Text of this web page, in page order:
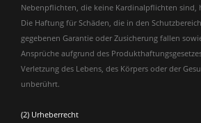
Nebenpflichten, die keine Kardinalpflichten sind,
Die Haftung für Schäden, die in den
gegebenen Garantie oder Zusicherung fallen
Ansprüche aufgrund des
Verletzung des Lebens, des Körpers oder der
unberührt.
(2) Urheberrecht